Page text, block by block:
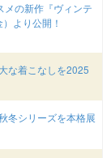
メの新作『ヴィンテ
より公開！
な着こなしを2025
冬シリーズを本格展